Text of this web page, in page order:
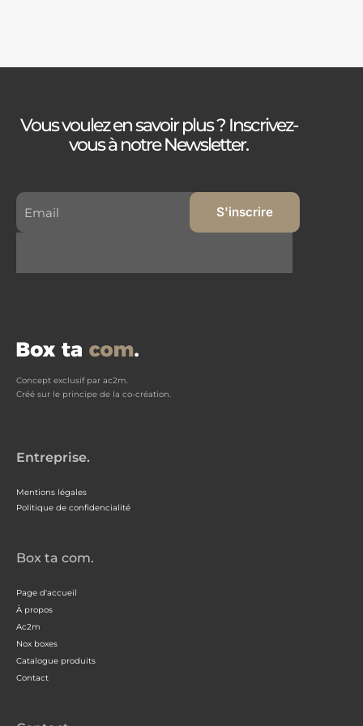
Vous voulez en savoir plus ? Inscrivez-
vous à notre Newsletter.
Concept exclusif par ac2m.
Créé sur le principe de la co-création.
Entreprise.
Mentions légales
Politique de confidencialité
Box ta com.
Page d'accueil
À propos
Ac2m
Nox boxes
Catalogue produits
Contact